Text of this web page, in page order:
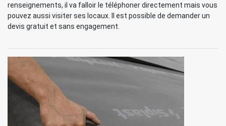
renseignements, il va falloir le téléphoner directement mais vous
pouvez aussi visiter ses locaux. Il est possible de demander un
devis gratuit et sans engagement.